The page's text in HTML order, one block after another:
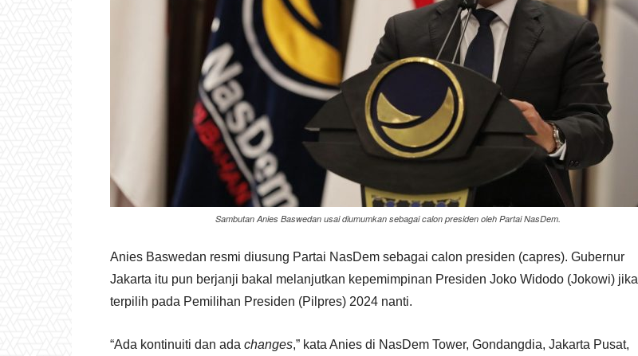
Sambutan Anies Baswedan usai diumumkan sebagai calon presiden oleh Partai NasDem.
Anies Baswedan resmi diusung Partai NasDem sebagai calon presiden (capres). Gubernur
Jakarta itu pun berjanji bakal melanjutkan kepemimpinan Presiden Joko Widodo (Jokowi) jika
terpilih pada Pemilihan Presiden (Pilpres) 2024 nanti.
“Ada kontinuiti dan ada changes,” kata Anies di NasDem Tower, Gondangdia, Jakarta Pusat,